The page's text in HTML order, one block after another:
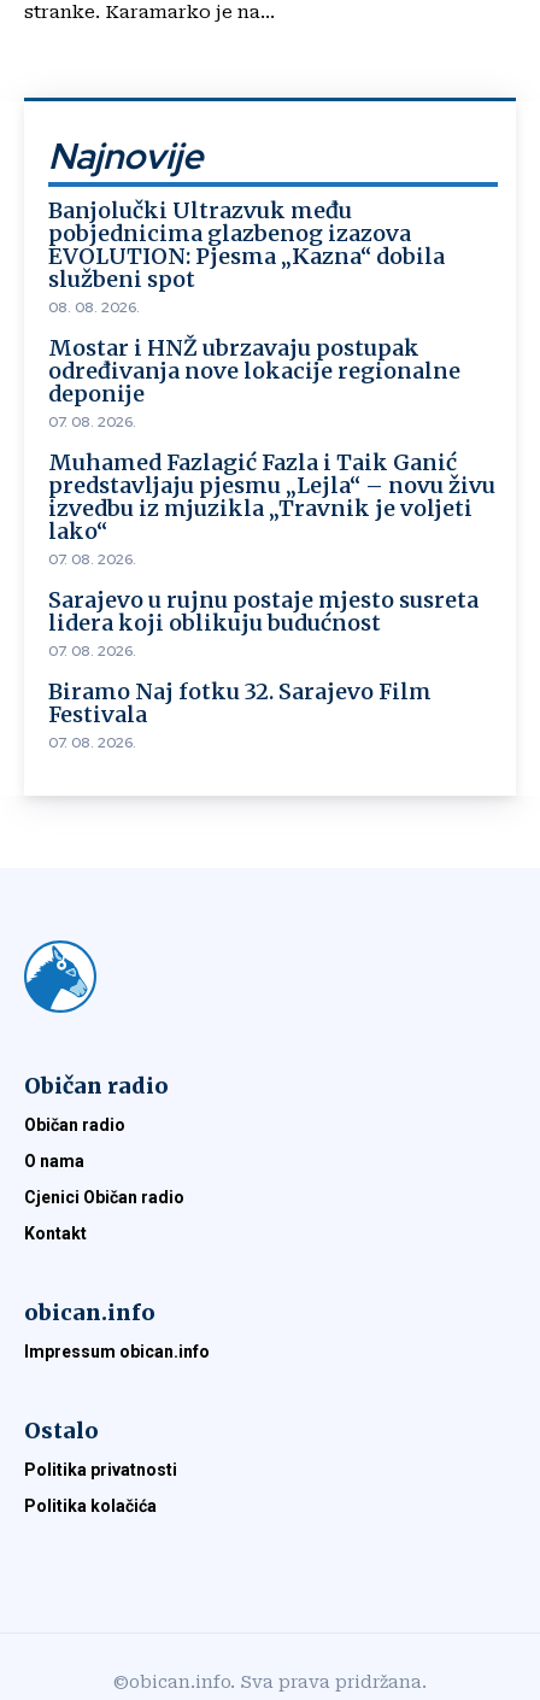
stranke. Karamarko je na...
Najnovije
Banjolučki Ultrazvuk među
pobjednicima glazbenog izazova
EVOLUTION: Pjesma „Kazna“ dobila
službeni spot
08. 08. 2026.
Mostar i HNŽ ubrzavaju postupak
određivanja nove lokacije regionalne
deponije
07. 08. 2026.
Muhamed Fazlagić Fazla i Taik Ganić
predstavljaju pjesmu „Lejla“ – novu živu
izvedbu iz mjuzikla „Travnik je voljeti
lako“
07. 08. 2026.
Sarajevo u rujnu postaje mjesto susreta
lidera koji oblikuju budućnost
07. 08. 2026.
Biramo Naj fotku 32. Sarajevo Film
Festivala
07. 08. 2026.
Običan radio
Običan radio
O nama
Cjenici Običan radio
Kontakt
obican.info
Impressum obican.info
Ostalo
Politika privatnosti
Politika kolačića
©obican.info. Sva prava pridržana.